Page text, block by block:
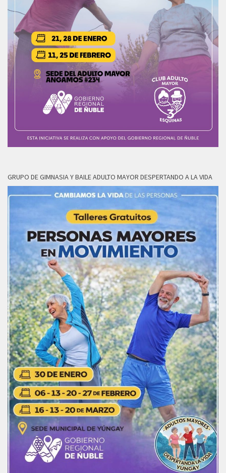
GRUPO DE GIMNASIA Y BAILE ADULTO MAYOR DESPERTANDO A LA VIDA